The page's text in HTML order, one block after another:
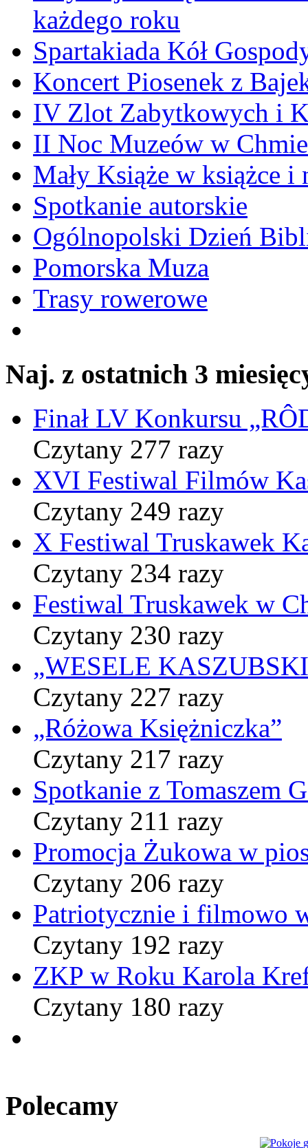
każdego roku
Spartakiada Kół
Koncert Piosenek z
IV Zlot Zabytkowych i
II Noc Muzeów w
Mały Książe w książce i
Spotkanie autorskie
Ogólnopolski Dzień
Pomorska Muza
Trasy rowerowe
Naj. z ostatnich 3
Finał LV Konkursu
Czytany 277 razy
XVI Festiwal Filmów
Czytany 249 razy
X Festiwal Truskawek
Czytany 234 razy
Festiwal Truskawek w
Czytany 230 razy
„WESELE
Czytany 227 razy
„Różowa Księżniczka”
Czytany 217 razy
Spotkanie z Tomaszem
Czytany 211 razy
Promocja Żukowa w
Czytany 206 razy
Patriotycznie i filmowo
Czytany 192 razy
ZKP w Roku Karola
Czytany 180 razy
Polecamy